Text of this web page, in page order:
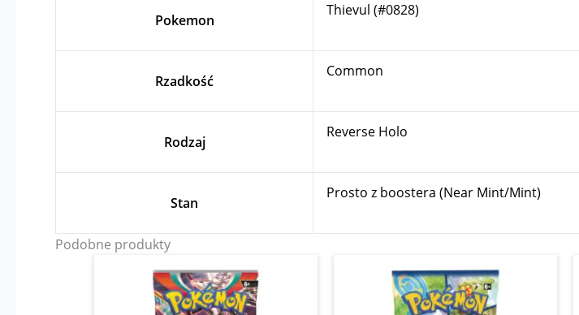
Pokemon
Thievul (#0828)
Rzadkość
Common
Rodzaj
Reverse Holo
Stan
Prosto z boostera (Near Mint/Mint)
Podobne produkty